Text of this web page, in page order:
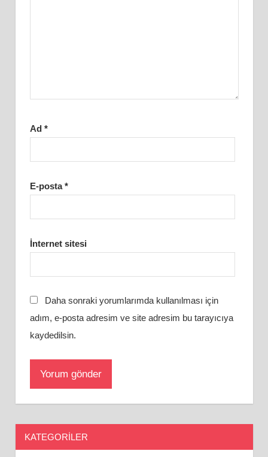
Ad *
E-posta*
İnternet sitesi
Daha sonraki yorumlarımda kullanılması için
adım, e-posta adresim ve site adresim bu tarayıcıya
kaydedilsin.
KATEGORILER